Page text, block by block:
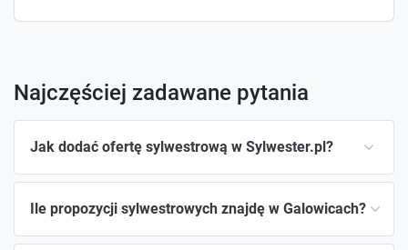
Najczęściej zadawane pytania
Jak dodać ofertę sylwestrową w Sylwester.pl?
Ile propozycji sylwestrowych znajdę w Galowicach?